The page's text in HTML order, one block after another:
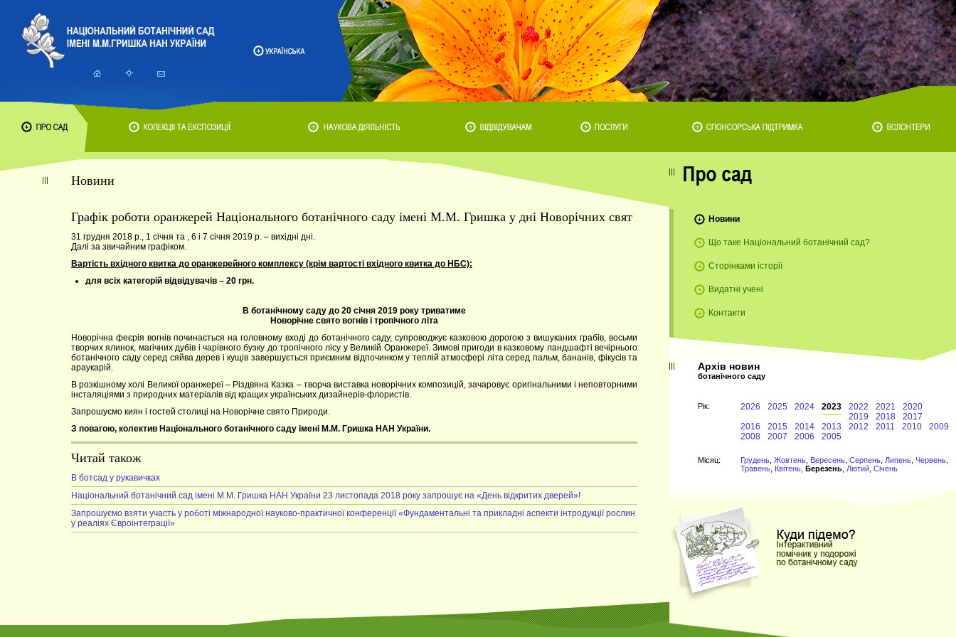
Новини
Графік роботи оранжерей Національного ботанічного саду імені М.М. Гришка у дні Новорічних свят
31 грудня 2018 р., 1 січня та , 6 і 7 січня 2019 р. – вихідні дні.
Далі за звичайним графіком.
Вартість вхідного квитка до оранжерейного комплексу (крім вартості вхідного квитка до НБС):
для всіх категорій відвідувачів – 20 грн.
В ботанічному саду до 20 січня 2019 року триватиме
Новорічне свято вогнів і тропічного літа
Новорічна феєрія вогнів починається на головному вході до ботанічного саду, супроводжує казковою дорогою з вишуканих грабів, восьми
творчих ялинок, магічних дубів і чарівного бузку до тропічного лісу у Великій Оранжереї. Зимові пригоди в казковому ландшафті вечірнього
ботанічного саду серед сяйва дерев і кущів завершується приємним відпочинком у теплій атмосфері літа серед пальм, бананів, фікусів та
араукарій.
В розкішному холі Великої оранжереї – Різдвяна Казка – творча виставка новорічних композицій, зачаровує оригінальними і неповторними
інсталяціями з природних матеріалів від кращих українських дизайнерів-флористів.
Запрошуємо киян і гостей столиці на Новорічне свято Природи.
З повагою, колектив Національного ботанічного саду імені М.М. Гришка НАН України.
Читай також
В ботсад у рукавичках
Національний ботанічний сад імені М.М. Гришка НАН України 23 листопада 2018 року запрошує на «День відкритих дверей»!
Запрошуємо взяти участь у роботі міжнародної науково-практичної конференції «Фундаментальні та прикладні аспекти інтродукції рослин
у реаліях Євроінтеграції»
Новини
Що таке Національний ботанічний сад?
Сторінками історії
Видатні учені
Контакти
Архів новин
ботанічного саду
Рiк: 2026 2025 2024 2023 2022 2021
2020
2019
2018
2017
2016
2015 2014 2013 2012 2011 2010
2009
2008
2007 2006 2005
Мiсяц: Грудень Жовтень Вересень Серпень Липень Червень
Травень Квітень Березень Лютий Січень